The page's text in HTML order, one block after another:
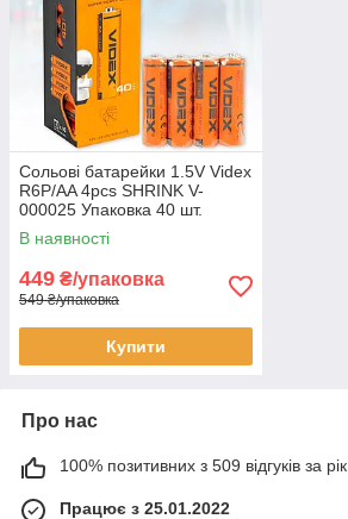
Сольові батарейки 1.5V Videx
R6P/AA 4pcs SHRINK V-
000025 Упаковка 40 шт.
В наявності
449 ₴/упаковка
549 ₴/упаковка
Купити
Про нас
100% позитивних з 509 відгуків за рік
Працює з 25.01.2022